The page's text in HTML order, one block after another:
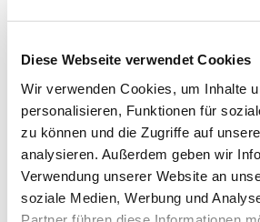
Diese Webseite verwendet Cookies
Wir verwenden Cookies, um Inhalte
personalisieren, Funktionen für
zu können und die Zugriffe auf
analysieren. Außerdem geben wir
Verwendung unserer Website an
soziale Medien, Werbung und
Qualität, die man
Mehr lesen
Metzgerei Stefan
Erstklassige und
Metzgereiprodukte
Schlachtung und